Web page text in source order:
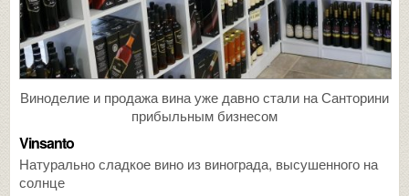
Виноделие и продажа вина уже давно стали на Санторини
прибыльным бизнесом
Vinsanto
Натурально сладкое вино из винограда, высушенного на
солнце